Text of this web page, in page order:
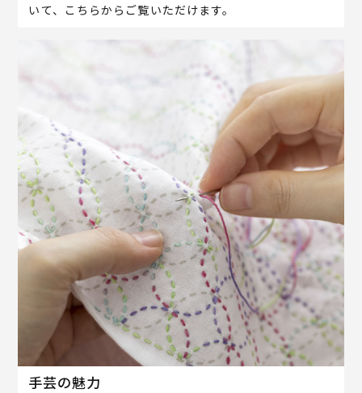
いて、こちらからご覧いただけます。
手芸の魅力